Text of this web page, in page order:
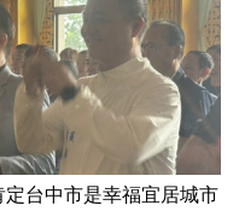
台中市是幸福宜居城市